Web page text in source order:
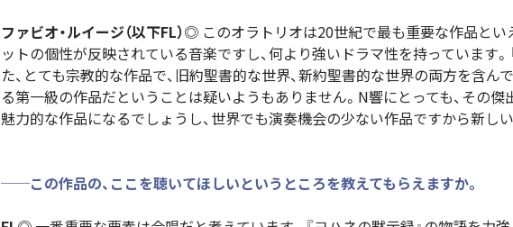
ファビオ・ルイージ（以下FL）◎ このオラトリオは20世紀で最も重要な作品とい
ットの個性が反映されている音楽ですし、何より強いドラマ性を持っています
た、とても宗教的な作品で、旧約聖書的な世界、新約聖書的な世界の両方を含ん
る第一級の作品だということは疑いようもありません。N響にとっても、その
魅力的な作品になるでしょうし、世界でも演奏機会の少ない作品ですから新し
──この作品の、ここを聴いてほしいというところを教えてもらえますか。